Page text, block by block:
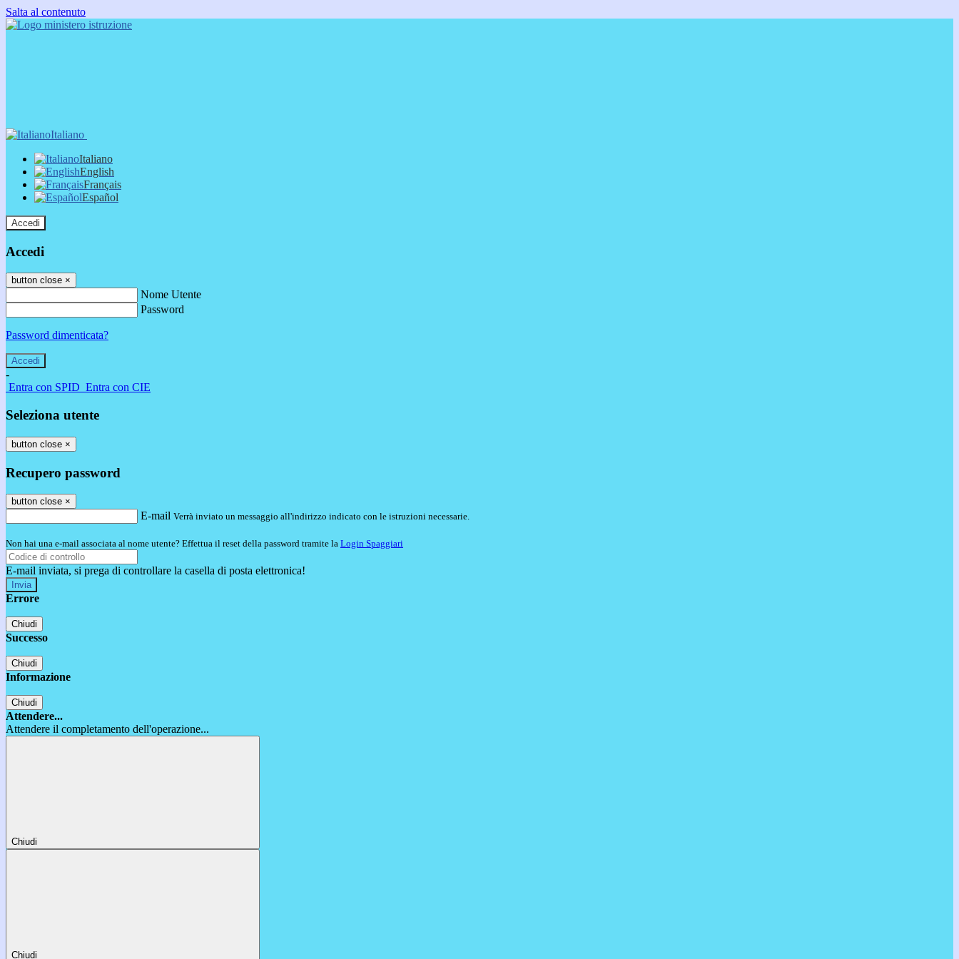
Salta al contenuto
Italiano
Italiano
English
Français
Español
Accedi
Accedi
button close ×
Nome Utente
Password
Password dimenticata?
-
Entra con SPID Entra con CIE
Seleziona utente
button close ×
Recupero password
button close ×
E-mail Verrà inviato un messaggio all'indirizzo indicato con le istruzioni necessarie.
Non hai una e-mail associata al nome utente? Effettua il reset della password tramite la Login Spaggiari
E-mail inviata, si prega di controllare la casella di posta elettronica!
Errore
Chiudi
Successo
Chiudi
Informazione
Chiudi
Attendere...
Attendere il completamento dell'operazione...
Chiudi
Chiudi